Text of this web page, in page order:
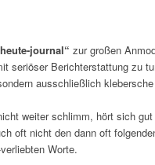
journal“ zur großen
seriöser Berichterstattung zu
ausschließlich
weiter schlimm, hört sich
oft nicht den dann oft
Worte.